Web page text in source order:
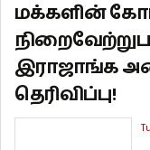
மக்களின்
இராஜாங்க
தெரிவிப்பு!